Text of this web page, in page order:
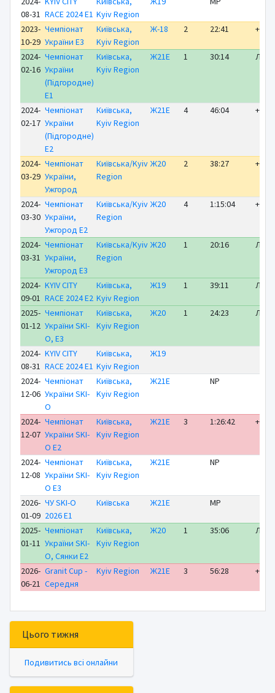
08-31 RACE 2024 E1 Kyiv Region
2023-
10-29
Чемпіонат
України E3
Київська,
Kyiv Region
Ж-18 2 22:41 +
2024-
02-16
Чемпіонат
України
(Підгородне)
E1
Київська,
Kyiv Region
Ж21Е 1 30:14
2024-
02-17
Чемпіонат
України
(Підгородне)
E2
Київська,
Kyiv Region
Ж21Е 4 46:04 +
2024-
03-29
Чемпіонат
України,
Ужгород
Київська/Kyiv
Region
Ж20 2 38:27 +
2024-
03-30
Чемпіонат
України,
Ужгород E2
Київська/Kyiv
Region
Ж20 4 1:15:04 +
2024-
03-31
Чемпіонат
України,
Ужгород E3
Київська/Kyiv
Region
Ж20 1 20:16
2024-
09-01
KYIV CITY
RACE 2024 E2
Київська,
Kyiv Region
Ж19 1 39:11
2025-
01-12
Чемпіонат
України SKI-
O, E3
Київська,
Kyiv Region
Ж20 1 24:23
2024-
08-31
KYIV CITY
RACE 2024 E1
Київська,
Kyiv Region
Ж19
2024-
12-06
Чемпіонат
України SKI-
O
Київська,
Kyiv Region
Ж21Е NP
2024-
12-07
Чемпіонат
України SKI-
O E2
Київська,
Kyiv Region
Ж21Е 3 1:26:42
2024-
12-08
Чемпіонат
України SKI-
O E3
Київська,
Kyiv Region
Ж21Е NP
2026-
01-09
ЧУ SKI-O
2026 E1
Київська Ж21Е MP
2025-
01-11
Чемпіонат
України SKI-
O, Сянки E2
Київська,
Kyiv Region
Ж20 1 35:06
2026-
06-21
Granit Cup -
Середня
Kyiv Region Ж21Е 3 56:28 +
Цього тижня
Подивитись всі онлайни